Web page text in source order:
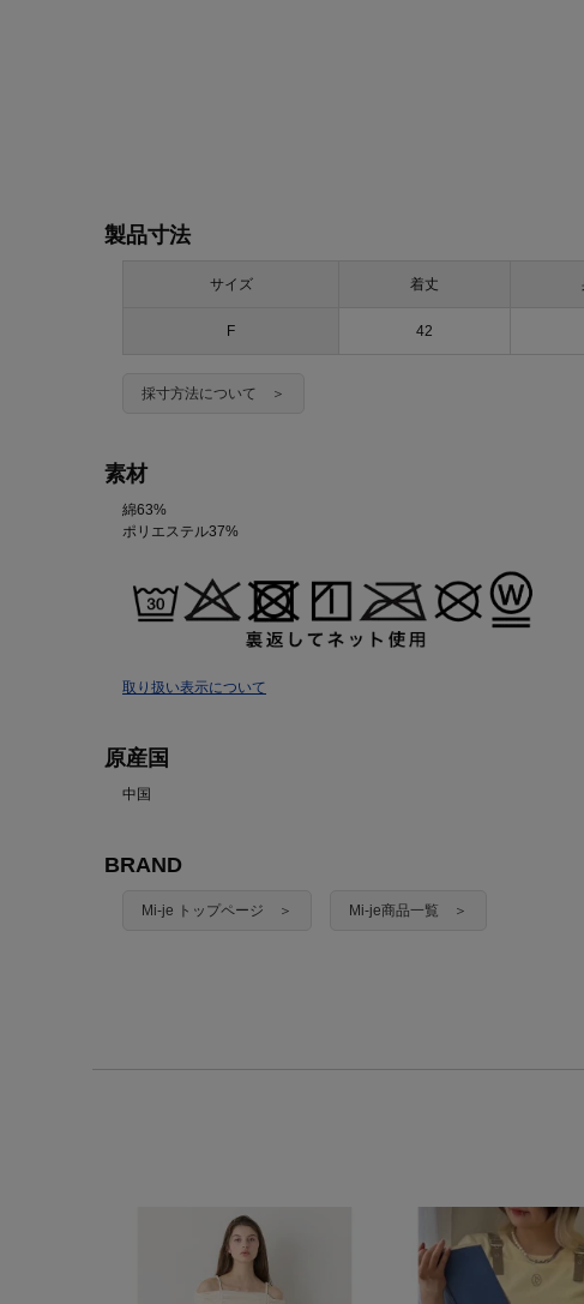
製品寸法
サイズ 着丈
F 42
採寸方法について ＞
素材
綿63%
ポリエステル37%
取り扱い表示について
原産国
中国
BRAND
Mi-je トップページ ＞ Mi-je商品一覧 ＞